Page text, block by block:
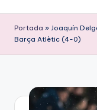
Portada » Joaquín
Barça Atlètic (4-0)